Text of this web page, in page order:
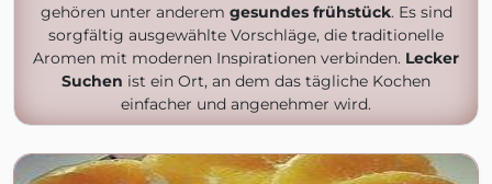
gehören unter anderem gesundes frühstück. Es sind
sorgfältig ausgewählte Vorschläge, die traditionelle
Aromen mit modernen Inspirationen verbinden. Lecker
Suchen ist ein Ort, an dem das tägliche Kochen
einfacher und angenehmer wird.